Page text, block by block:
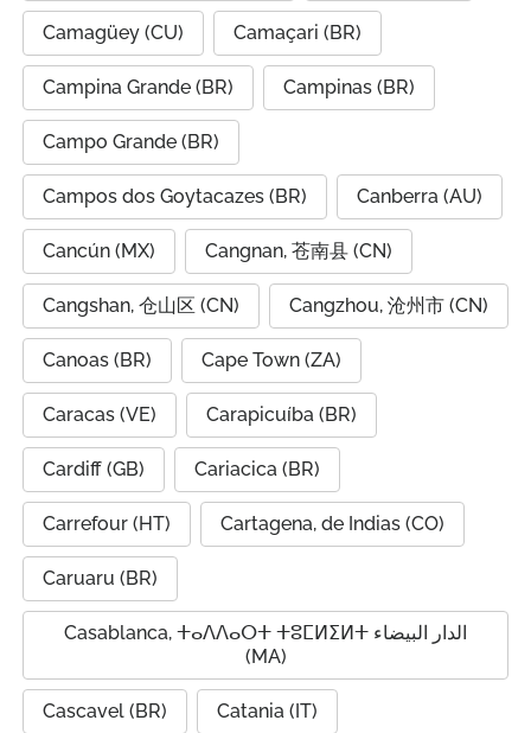
Camagüey (CU) Camaçari (BR)
Campina Grande (BR) Campinas (BR)
Campo Grande (BR)
Campos dos Goytacazes (BR) Canberra (AU)
Cancún (MX) Cangnan, 苍南县 (CN)
Cangshan, 仓山区 (CN) Cangzhou, 沧州市 (CN)
Canoas (BR) Cape Town (ZA)
Caracas (VE) Carapicuíba (BR)
Cardiff (GB) Cariacica (BR)
Carrefour (HT) Cartagena, de Indias (CO)
Caruaru (BR)
Casablanca, ⵜⴰⴷⴷⴰⵔⵜ ⵜⵓⵎⵍⵉⵍⵜ الدار البيضاء
(MA)
Cascavel (BR) Catania (IT)